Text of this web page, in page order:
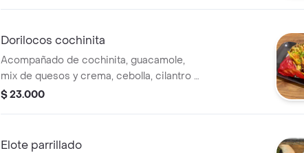
Dorilocos cochinita
Acompañado de cochinita, guacamole,
mix de quesos y crema, cebolla, cilantro y
un toque de tajin.
$ 23.000
Elote parrillado